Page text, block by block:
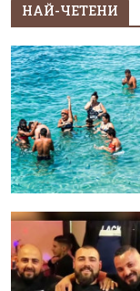
НАЙ-ЧЕТЕНИ